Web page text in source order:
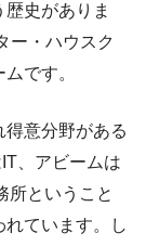
史がありま
ー・ハウスク
です。
意分野がある
、アビームは
所ということ
れています。し